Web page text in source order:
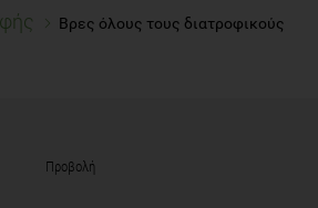
Βρες όλους τους διατροφικούς
Προβολή